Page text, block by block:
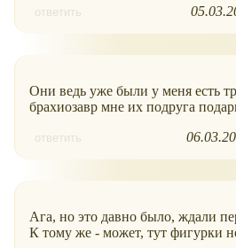
ответить
Они ведь уже были у меня есть
брахиозавр мне их подруга
ответить
Ага, но это давно было, ждали
К тому же - может, тут фигурки